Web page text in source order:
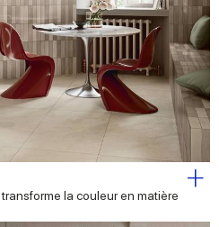
la couleur en matière